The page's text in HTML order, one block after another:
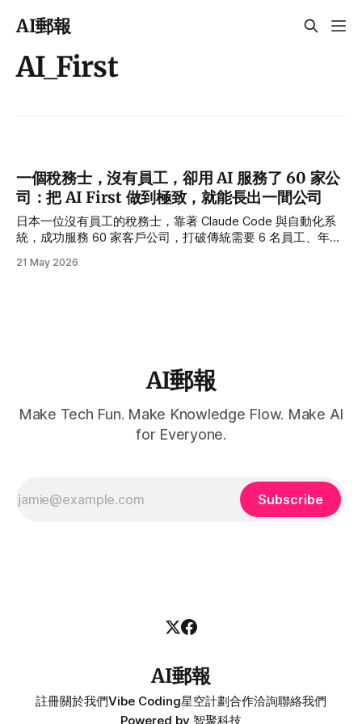
AI郵報
AI_First
一個稅務士，沒有員工，卻用 AI 服務了 60 家公
司：把 AI First 做到極致，就能長出一間公司
日本一位沒有員工的稅務士，靠著 Claude Code 與自動化系
統，成功服務 60 家客戶公司，打破傳統需要 6 名員工、年耗
——不再只是把 AI 當成卡關時的輔助工具，而是將工作設計
21 May 2026
AI郵報
Make Tech Fun. Make Knowledge Flow. Make AI
for Everyone.
Subscribe
AI郵報
註冊關於我們Vibe Coding星空計劃合作洽詢聯絡我們
Powered by 智聚科技